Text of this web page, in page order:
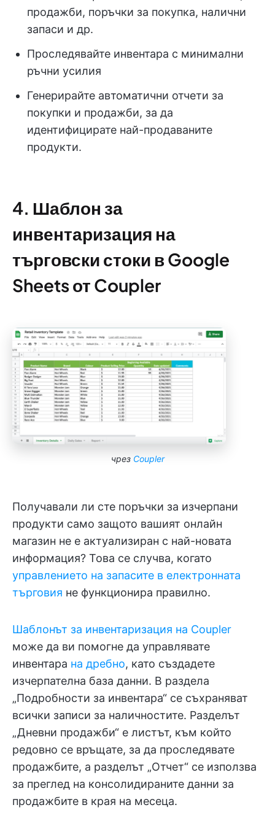
продажби, поръчки за покупка, налични
запаси и др.
Проследявайте инвентара с минимални
ръчни усилия
Генерирайте автоматични отчети за
покупки и продажби, за да
идентифицирате най-продаваните
продукти.
4. Шаблон за
инвентаризация на
търговски стоки в Google
Sheets от Coupler
чрез Coupler
Получавали ли сте поръчки за изчерпани
продукти само защото вашият онлайн
магазин не е актуализиран с най-новата
информация? Това се случва, когато
управлението на запасите в електронната
търговия не функционира правилно.
Шаблонът за инвентаризация на Coupler
може да ви помогне да управлявате
инвентара на дребно, като създадете
изчерпателна база данни. В раздела
„Подробности за инвентара“ се съхраняват
всички записи за наличностите. Разделът
„Дневни продажби“ е листът, към който
редовно се връщате, за да проследявате
продажбите, а разделът „Отчет“ се използва
за преглед на консолидираните данни за
продажбите в края на месеца.